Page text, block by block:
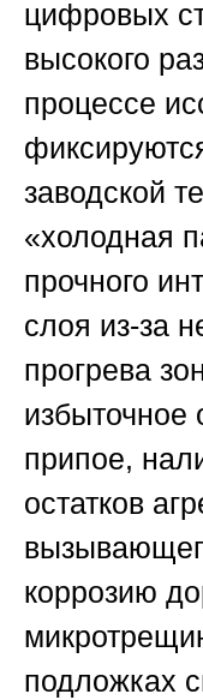
цифровых
высокого
процессе
заводской
«холодная
прочного
слоя из-за
прогрева
избыточное
припое,
остатков
коррозию
подложках